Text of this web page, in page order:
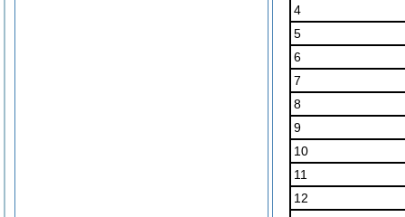
4
5
6
7
8
9
10
11
12